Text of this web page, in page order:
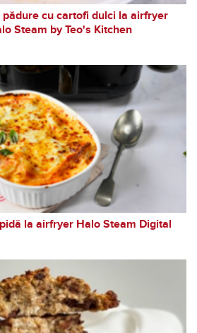
pădure cu cartofi dulci la airfryer
Steam by Teo's Kitchen
la airfryer Halo Steam Digital